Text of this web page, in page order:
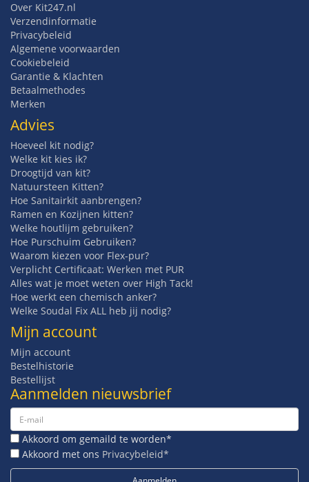
Over Kit247.nl
Verzendinformatie
Privacybeleid
Algemene voorwaarden
Cookiebeleid
Garantie & Klachten
Betaalmethodes
Merken
Advies
Hoeveel kit nodig?
Welke kit kies ik?
Droogtijd van kit?
Natuursteen Kitten?
Hoe Sanitairkit aanbrengen?
Ramen en Kozijnen kitten?
Welke houtlijm gebruiken?
Hoe Purschuim Gebruiken?
Waarom kiezen voor Flex-pur?
Verplicht Certificaat: Werken met PUR
Alles wat je moet weten over High Tack!
Hoe werkt een chemisch anker?
Welke Soudal Fix ALL heb jij nodig?
Mijn account
Mijn account
Bestelhistorie
Bestellijst
Aanmelden nieuwsbrief
Akkoord om gemaild te worden*
Akkoord met ons Privacybeleid*